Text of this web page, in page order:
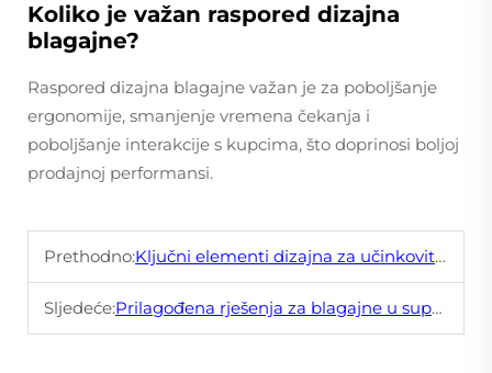
Koliko je važan raspored dizajna
blagajne?
Raspored dizajna blagajne važan je za poboljšanje
ergonomije, smanjenje vremena čekanja i
poboljšanje interakcije s kupcima, što doprinosi boljoj
prodajnoj performansi.
Prethodno:Ključni elementi dizajna za učinkovite blagajne
Sljedeće:Prilagođena rješenja za blagajne u supermarketima